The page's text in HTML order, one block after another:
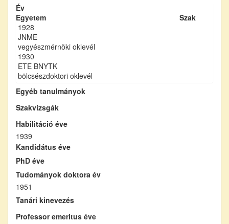
Év
Egyetem
Szak
1928
JNME
vegyészmérnöki oklevél
1930
ETE BNYTK
bölcsészdoktori oklevél
Egyéb tanulmányok
Szakvizsgák
Habilitáció éve
1939
Kandidátus éve
PhD éve
Tudományok doktora év
1951
Tanári kinevezés
Professor emeritus éve